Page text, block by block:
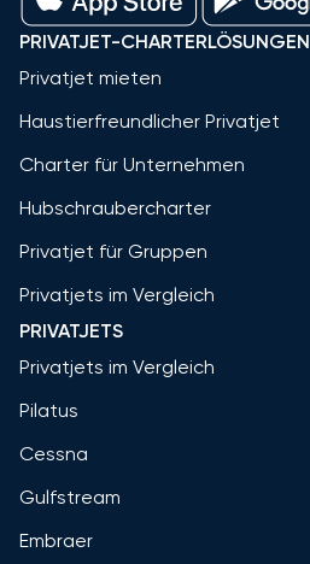
PRIVATJET-CHARTERLÖSUNGEN
Privatjet mieten
Haustierfreundlicher Privatjet
Charter für Unternehmen
Hubschraubercharter
Privatjet für Gruppen
Privatjets im Vergleich
PRIVATJETS
Privatjets im Vergleich
Pilatus
Cessna
Gulfstream
Embraer